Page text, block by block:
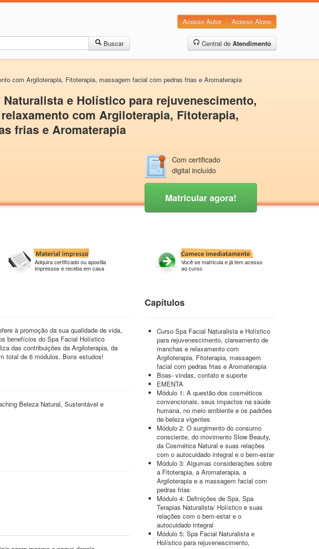
Acesso Autor Acesso Aluno
Buscar Central de Atendimento
com Argiloterapia, Fitoterapia, massagem facial com pedras frias e Aromaterapia
e Holístico para rejuvenescimento,
com Argiloterapia, Fitoterapia,
frias e Aromaterapia
Com certificado
digital incluído
Matricular agora!
Adquira certificado ou apostila
impressos e receba em casa
Você se matricula e já tem acesso
ao curso
à promoção da sua qualidade de vida,
benefícios do Spa Facial Holístico
das contribuições da Argiloterapia, da
total de 6 módulos. Bons estudos!
Beleza Natural, Sustentável e
Capítulos
Curso Spa Facial Naturalista e Holístico
para rejuvenescimento, clareamento de
manchas e relaxamento com
Argiloterapia, Fitoterapia, massagem
facial com pedras frias e Aromaterapia
Boas- vindas, contato e suporte
EMENTA
Módulo 1: A questão dos cosméticos
convencionais, seus impactos na saúde
humana, no meio ambiente e os padrões
de beleza vigentes
Módulo 2: O surgimento do consumo
consciente, do movimento Slow Beauty,
da Cosmética Natural e suas relações
com o autocuidado integral e o bem-estar
Módulo 3: Algumas considerações sobre
a Fitoterapia, a Aromaterapia, a
Argiloterapia e a massagem facial com
pedras frias
Módulo 4: Definições de Spa, Spa
Terapias Naturalista/ Holístico e suas
relações com o bem-estar e o
autocuidado integral
Módulo 5: Spa Facial Naturalista e
Holístico para rejuvenescimento,